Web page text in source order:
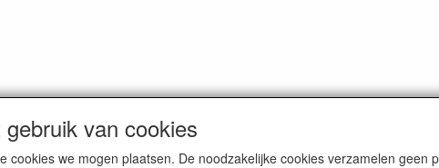
van cookies
cookies we mogen plaatsen. De noodzakelijke cookies verzamelen